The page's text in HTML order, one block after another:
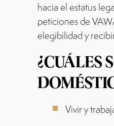
hacia el estatus
peticiones de
elegibilidad y
¿CUÁLES
Vivir y